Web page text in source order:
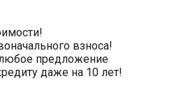
взноса!
предложение
даже на 10 лет!